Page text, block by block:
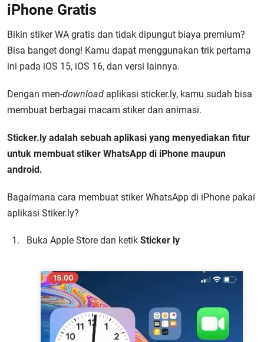
iPhone Gratis
Bikin stiker WA gratis dan tidak dipungut biaya premium?
Bisa banget dong! Kamu dapat menggunakan trik pertama
ini pada iOS 15, iOS 16, dan versi lainnya.
Dengan men-download aplikasi sticker.ly, kamu sudah bisa
membuat berbagai macam stiker dan animasi.
Sticker.ly adalah sebuah aplikasi yang menyediakan fitur
untuk membuat stiker WhatsApp di iPhone maupun
android.
Bagaimana cara membuat stiker WhatsApp di iPhone pakai
aplikasi Stiker.ly?
Buka Apple Store dan ketik Sticker ly